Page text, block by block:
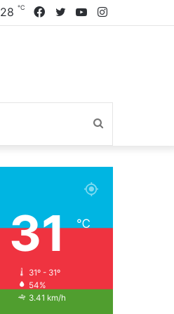
YouTube
Twitter
Facebook
28 ℃
31℃
31º - 31º
54%
3.41 km/h